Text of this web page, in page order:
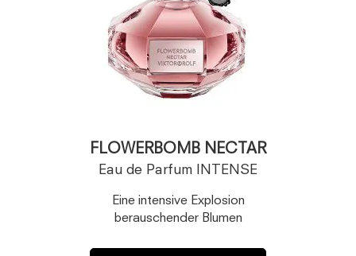
FLOWERBOMB NECTAR
Eau de Parfum INTENSE
Eine intensive Explosion
berauschender Blumen